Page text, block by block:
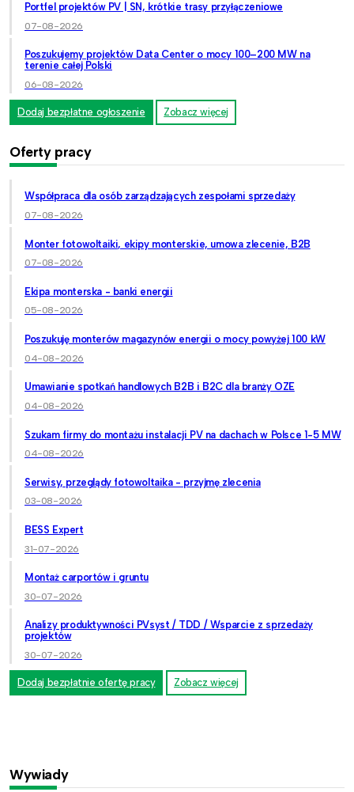
Portfel projektów PV | SN, krótkie trasy przyłączeniowe
07-08-2026
Poszukujemy projektów Data Center o mocy 100–200 MW na
terenie całej Polski
06-08-2026
Dodaj bezpłatne ogłoszenie Zobacz więcej
Oferty pracy
Współpraca dla osób zarządzających zespołami sprzedaży
07-08-2026
Monter fotowoltaiki, ekipy monterskie, umowa zlecenie, B2B
07-08-2026
Ekipa monterska - banki energii
05-08-2026
Poszukuję monterów magazynów energii o mocy powyżej 100 kW
04-08-2026
Umawianie spotkań handlowych B2B i B2C dla branży OZE
04-08-2026
Szukam firmy do montażu instalacji PV na dachach w Polsce 1-5 MW
04-08-2026
Serwisy, przeglądy fotowoltaika - przyjmę zlecenia
03-08-2026
BESS Expert
31-07-2026
Montaż carportów i gruntu
30-07-2026
Analizy produktywności PVsyst / TDD / Wsparcie z sprzedaży
projektów
30-07-2026
Dodaj bezpłatnie ofertę pracy Zobacz więcej
Wywiady